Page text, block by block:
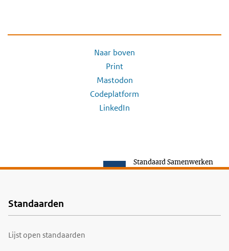
Naar boven
Print
Mastodon
Codeplatform
LinkedIn
Standaard Samenwerken
Voet
Standaarden
Lijst open standaarden